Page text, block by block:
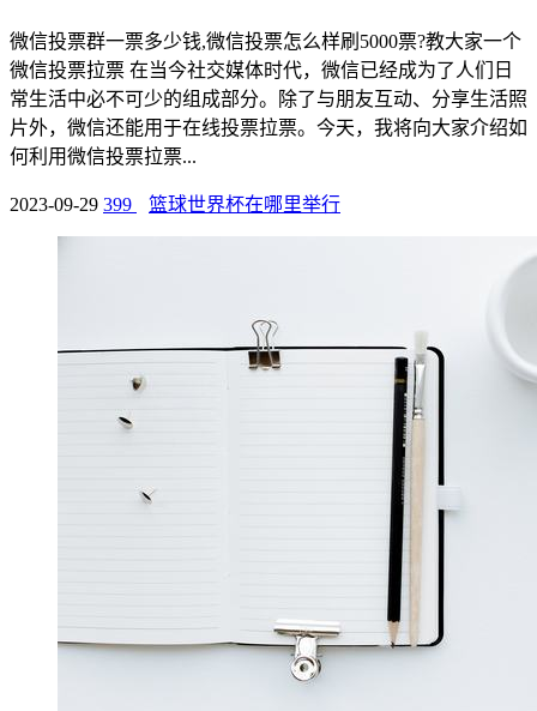
微信投票群一票多少钱,微信投票怎么样刷5000票?教大家一个
微信投票拉票 在当今社交媒体时代，微信已经成为了人们日
常生活中必不可少的组成部分。除了与朋友互动、分享生活照
片外，微信还能用于在线投票拉票。今天，我将向大家介绍如
何利用微信投票拉票...
2023-09-29 399 篮球世界杯在哪里举行